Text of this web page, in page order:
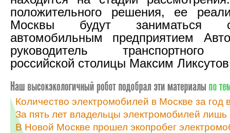
положительного решения, ее
Москвы будут заниматься
автомобильным предприятием
руководитель транспортного
российской столицы Максим
Количество электромобилей в Москве за год
За пять лет владельцы электромобилей
В Новой Москве прошел экопробег